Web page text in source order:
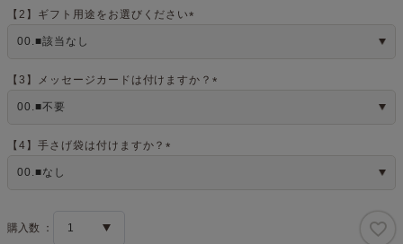
【2】ギフト用途をお選びください
)
【3】メッセージカードは付けますか？
【4】手さげ袋は付けますか？